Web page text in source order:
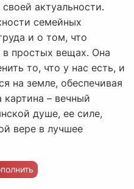
актуальности.
семейных
и о том, что
в простых вещах. Она
то, что у нас есть, и
на земле, обеспечивая
– вечный
душе, ее силе,
вере в лучшее